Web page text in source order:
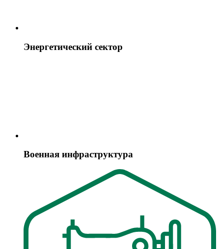
Энергетический сектор
Военная инфраструктура